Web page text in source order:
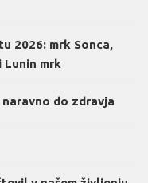
2026: mrk Sonca,
Lunin mrk
do zdravja